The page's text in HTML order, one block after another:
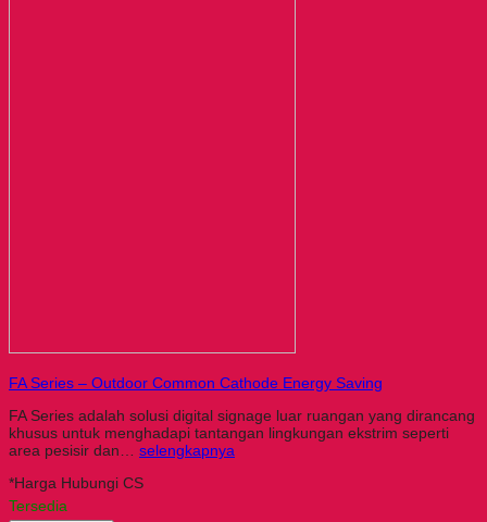
FA Series – Outdoor Common Cathode Energy Saving
FA Series adalah solusi digital signage luar ruangan yang dirancang
khusus untuk menghadapi tantangan lingkungan ekstrim seperti
area pesisir dan… selengkapnya
*Harga Hubungi CS
Tersedia